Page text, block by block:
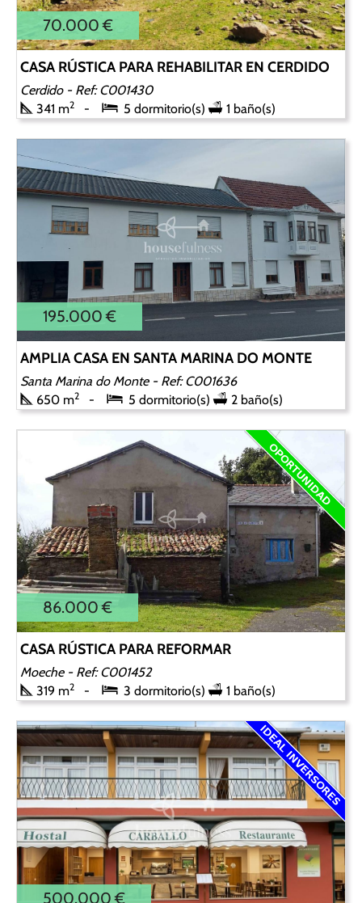
70.000 €
CASA RÚSTICA PARA REHABILITAR EN CERDIDO
Cerdido - Ref: C001430
341 m2 5 dormitorio(s) 1 baño(s)
195.000 €
AMPLIA CASA EN SANTA MARINA DO MONTE
Santa Marina do Monte - Ref: C001636
650 m2 5 dormitorio(s) 2 baño(s)
86.000 €
CASA RÚSTICA PARA REFORMAR
Moeche - Ref: C001452
319 m2 3 dormitorio(s) 1 baño(s)
500.000 €